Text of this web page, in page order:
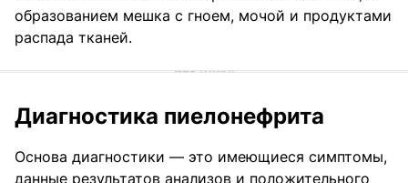
образованием мешка с гноем, мочой и продуктами
распада тканей.
Диагностика пиелонефрита
Основа диагностики — это имеющиеся симптомы,
данные результатов анализов и положительного